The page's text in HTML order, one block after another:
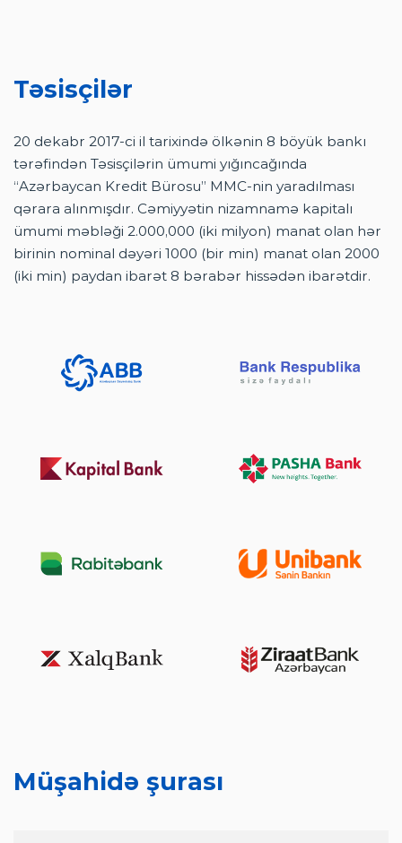
Təsisçilər
20 dekabr 2017-ci il tarixində ölkənin 8 böyük bankı
tərəfindən Təsisçilərin ümumi yığıncağında
“Azərbaycan Kredit Bürosu” MMC-nin yaradılması
qərara alınmışdır. Cəmiyyətin nizamnamə kapitalı
ümumi məbləği 2.000,000 (iki milyon) manat olan hər
birinin nominal dəyəri 1000 (bir min) manat olan 2000
(iki min) paydan ibarət 8 bərabər hissədən ibarətdir.
Müşahidə şurası